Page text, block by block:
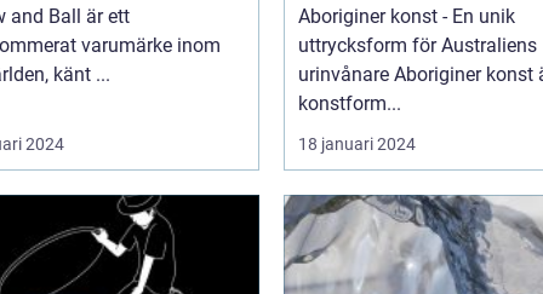
and Ball är ett
varumärke inom
känt ...
2024
Aboriginer konst - En unik
uttrycksform för Australiens
urinvånare Aboriginer konst är en
konstform...
18 januari 2024